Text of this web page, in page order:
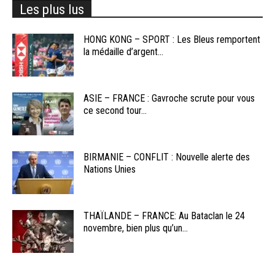
Les plus lus
HONG KONG – SPORT : Les Bleus remportent
la médaille d’argent...
ASIE – FRANCE : Gavroche scrute pour vous
ce second tour...
BIRMANIE – CONFLIT : Nouvelle alerte des
Nations Unies
THAÏLANDE – FRANCE: Au Bataclan le 24
novembre, bien plus qu’un...